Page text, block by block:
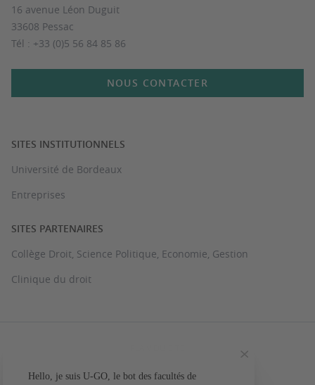
16 avenue Léon Duguit
33608 Pessac
Tél : +33 (0)5 56 84 85 86
NOUS CONTACTER
SITES INSTITUTIONNELS
Université de Bordeaux
Entreprises
SITES PARTENAIRES
Collège Droit, Science Politique, Economie, Gestion
Clinique du droit
MENTIONS LÉGALES
Hello, je suis U-GO, le bot des facultés de